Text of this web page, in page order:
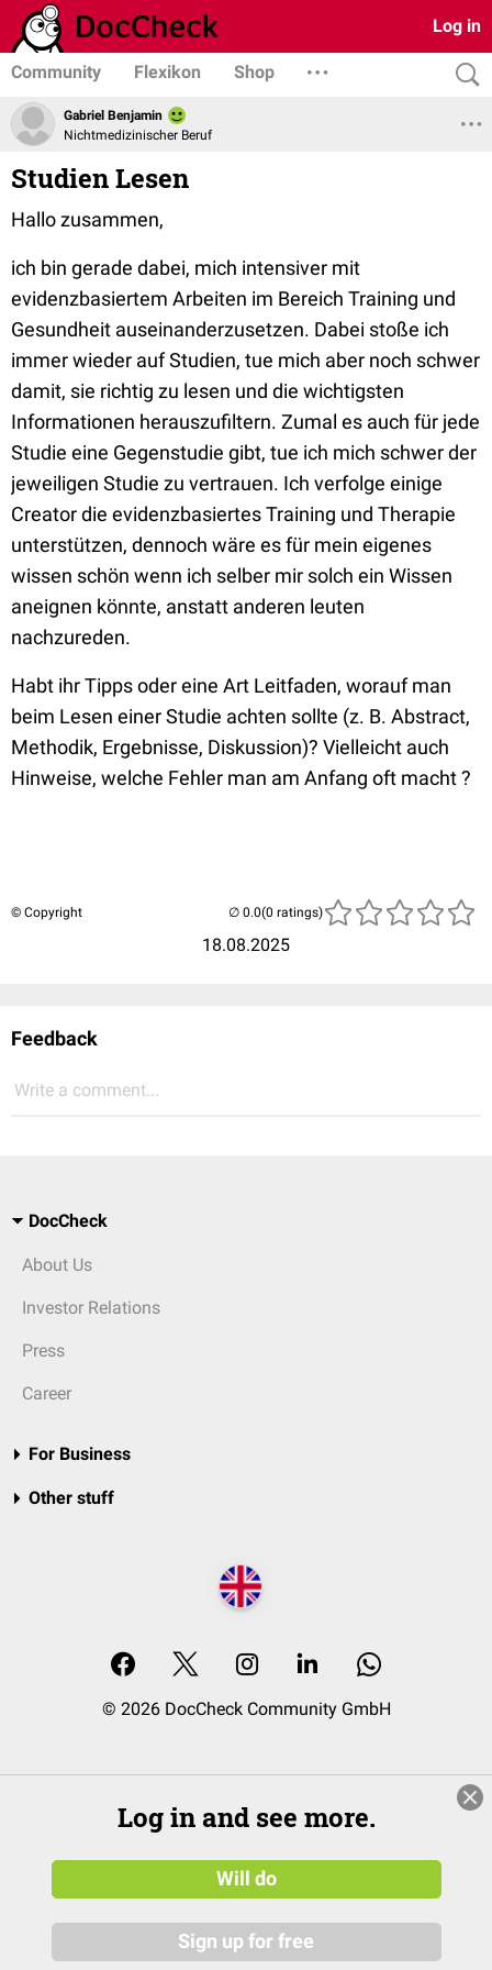
Log in
Community Flexikon Shop
Gabriel Benjamin
Nichtmedizinischer Beruf
Studien Lesen
Hallo zusammen,
ich bin gerade dabei, mich intensiver mit
evidenzbasiertem Arbeiten im Bereich Training und
Gesundheit auseinanderzusetzen. Dabei stoße ich
immer wieder auf Studien, tue mich aber noch schwer
damit, sie richtig zu lesen und die wichtigsten
Informationen herauszufiltern. Zumal es auch für jede
Studie eine Gegenstudie gibt, tue ich mich schwer der
jeweiligen Studie zu vertrauen. Ich verfolge einige
Creator die evidenzbasiertes Training und Therapie
unterstützen, dennoch wäre es für mein eigenes
wissen schön wenn ich selber mir solch ein Wissen
aneignen könnte, anstatt anderen leuten
nachzureden.
Habt ihr Tipps oder eine Art Leitfaden, worauf man
beim Lesen einer Studie achten sollte (z. B. Abstract,
Methodik, Ergebnisse, Diskussion)? Vielleicht auch
Hinweise, welche Fehler man am Anfang oft macht ?
© Copyright
18.08.2025
(0 ratings)
Feedback
Write a comment...
DocCheck
About Us
Investor Relations
Press
Career
For Business
Other stuff
© 2026 DocCheck Community GmbH
Log in and see more.
Will do
Sign up for free